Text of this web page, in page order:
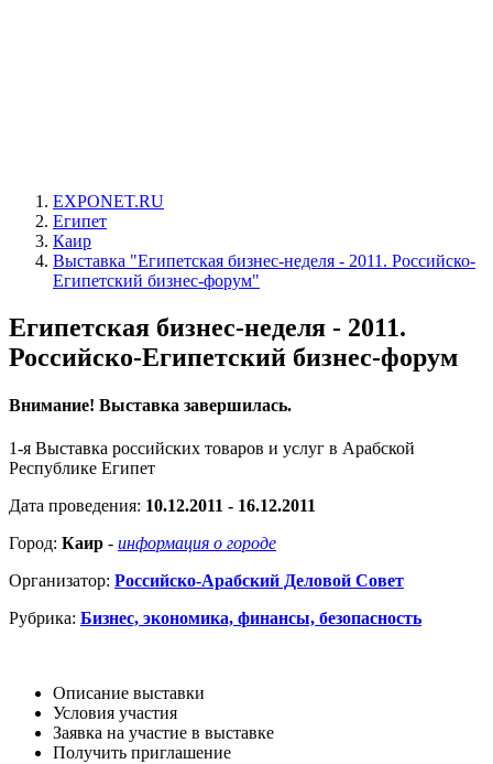
EXPONET.RU
Египет
Каир
Выставка "Египетская бизнес-неделя - 2011. Российско-
Египетский бизнес-форум"
Египетская бизнес-неделя - 2011.
Российско-Египетский бизнес-форум
Внимание! Выставка завершилась.
1-я Выставка российских товаров и услуг в Арабской
Республике Египет
Дата проведения: 10.12.2011 - 16.12.2011
Город: Каир - информация о городе
Организатор: Российско-Арабский Деловой Совет
Рубрика: Бизнес, экономика, финансы, безопасность
Описание выставки
Условия участия
Заявка на участие в выставке
Получить приглашение